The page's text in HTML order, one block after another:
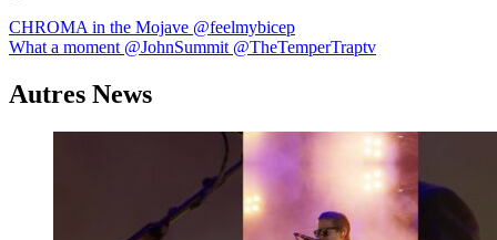
Navigation
de
l’article
CHROMA in the Mojave @feelmybicep
What a moment @JohnSummit @TheTemperTraptv
Autres News